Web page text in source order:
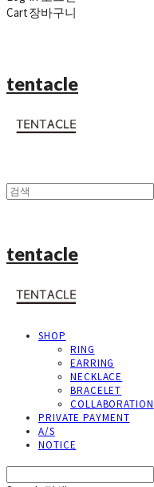
Cart장바구니
tentacle
tentacle
SHOP
RING
EARRING
NECKLACE
BRACELET
COLLABORATION
PRIVATE PAYMENT
A/S
NOTICE